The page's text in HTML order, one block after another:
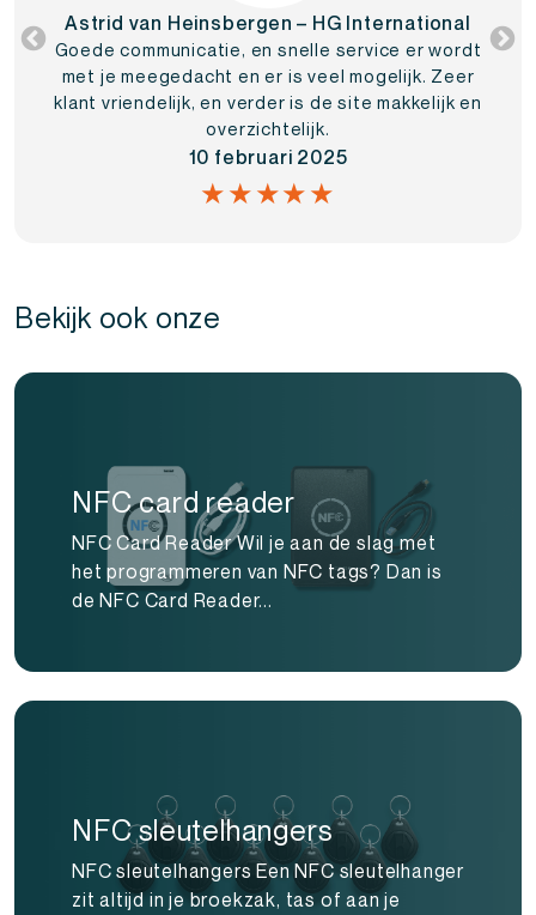
Astrid van Heinsbergen – HG International
Goede communicatie, en snelle service er wordt
met je meegedacht en er is veel mogelijk. Zeer
klant vriendelijk, en verder is de site makkelijk en
overzichtelijk.
10 februari 2025
★★★★★
Bekijk ook onze
NFC card reader
NFC Card Reader Wil je aan de slag met
het programmeren van NFC tags? Dan is
de NFC Card Reader...
NFC sleutelhangers
NFC sleutelhangers Een NFC sleutelhanger
zit altijd in je broekzak, tas of aan je